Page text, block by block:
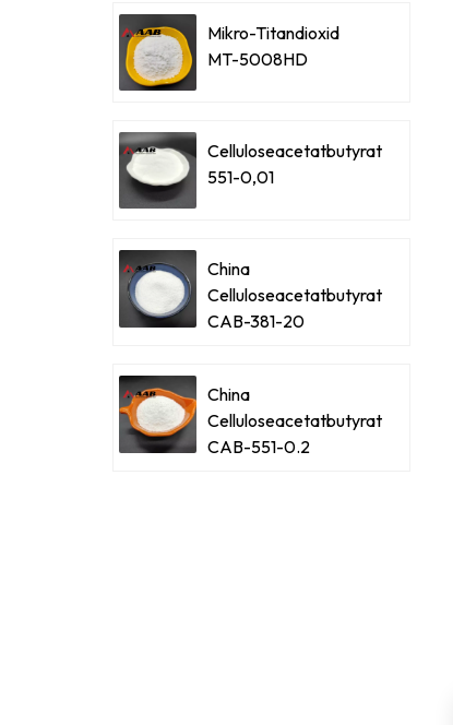
Mikro-Titandioxid
MT-5008HD
Celluloseacetatbutyrat
551-0,01
China
Celluloseacetatbutyrat
CAB-381-20
China
Celluloseacetatbutyrat
CAB-551-0.2